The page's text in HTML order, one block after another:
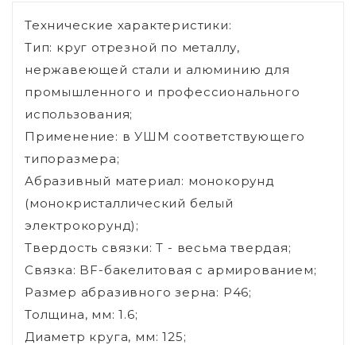
Технические характеристики:
Тип: круг отрезной по металлу,
нержавеющей стали и алюминию для
промышленного и профессионального
использования;
Применение: в УШМ соответствующего
типоразмера;
Абразивный материал: монокорунд
(монокристаллический белый
электрокорунд);
Твердость связки: T - весьма твердая;
Связка: BF-бакелитовая с армированием;
Размер абразивного зерна: P46;
Толщина, мм: 1.6;
Диаметр круга, мм: 125;